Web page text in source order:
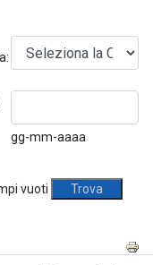
gg-mm-aaaa
vuoti